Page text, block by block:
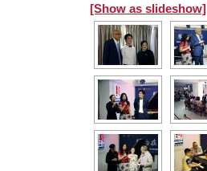
[Show as slideshow]